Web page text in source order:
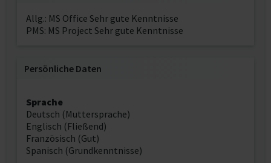
Allg.: MS Office Sehr gute Kenntnisse
PMS: MS Project Sehr gute Kenntnisse
Persönliche Daten
Sprache
Deutsch (Muttersprache)
Englisch (Fließend)
Französisch (Gut)
Spanisch (Grundkenntnisse)